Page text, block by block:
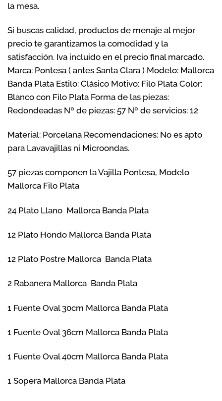
la mesa.
Si buscas calidad, productos de menaje al mejor
precio te garantizamos la comodidad y la
satisfacción. Iva incluido en el precio final marcado.
Marca: Pontesa ( antes Santa Clara ) Modelo: Mallorca
Banda Plata Estilo: Clásico Motivo: Filo Plata Color:
Blanco con Filo Plata Forma de las piezas:
Redondeadas Nº de piezas: 57 Nº de servicios: 12
Material: Porcelana Recomendaciones: No es apto
para Lavavajillas ni Microondas.
57 piezas componen la Vajilla Pontesa, Modelo
Mallorca Filo Plata
24 Plato Llano Mallorca Banda Plata
12 Plato Hondo Mallorca Banda Plata
12 Plato Postre Mallorca Banda Plata
2 Rabanera Mallorca Banda Plata
1 Fuente Oval 30cm Mallorca Banda Plata
1 Fuente Oval 36cm Mallorca Banda Plata
1 Fuente Oval 40cm Mallorca Banda Plata
1 Sopera Mallorca Banda Plata